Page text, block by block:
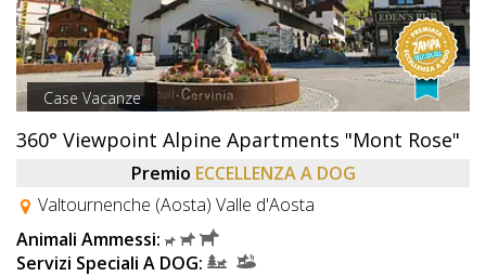
Case Vacanze
360° Viewpoint Alpine Apartments "Mont Rose"
Premio ECCELLENZA A DOG
Valtournenche (Aosta) Valle d'Aosta
Animali Ammessi:
Servizi Speciali A DOG: